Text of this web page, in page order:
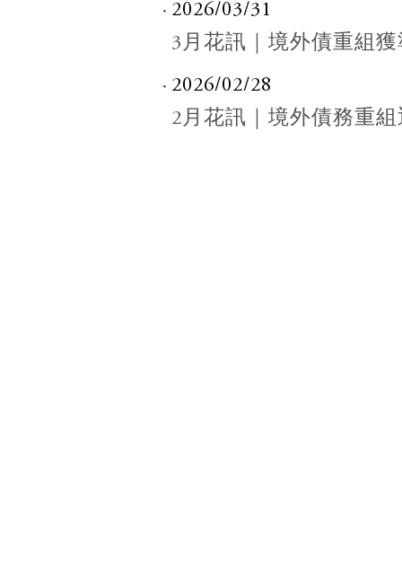
2026/03/31
3月花訊｜境外債重組
2026/02/28
2月花訊｜境外債務重組